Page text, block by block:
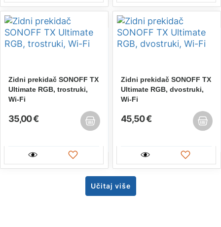
Zidni prekidač SONOFF TX
Ultimate RGB, trostruki,
Wi-Fi
35,00 €
Zidni prekidač SONOFF TX
Ultimate RGB, dvostruki,
Wi-Fi
45,50 €
Učitaj više